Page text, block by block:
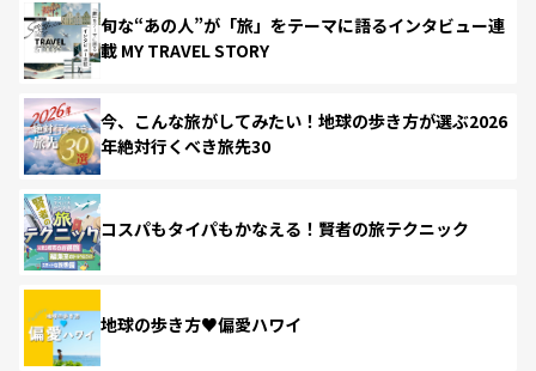
旬な“あの人”が「旅」をテーマに語るインタビュー連
載 MY TRAVEL STORY
今、こんな旅がしてみたい！地球の歩き方が選ぶ2026
年絶対行くべき旅先30
コスパもタイパもかなえる！賢者の旅テクニック
地球の歩き方♥偏愛ハワイ